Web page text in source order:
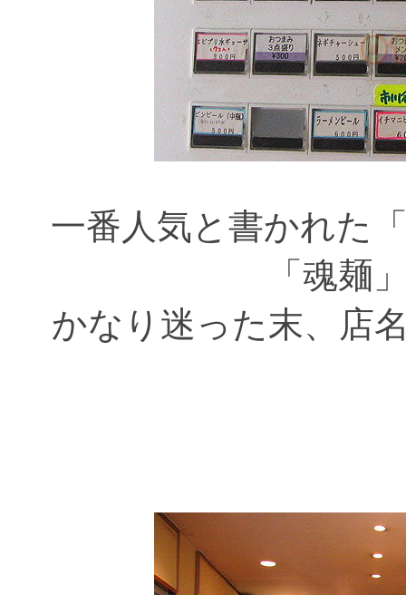
一番人気と書かれた
「魂麺
かなり迷った末、店